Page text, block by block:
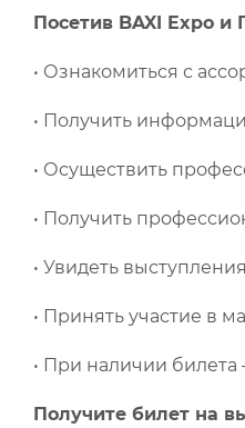
Посетив BAXI Expo
• Ознакомиться с
• Получить
• Осуществить
• Получить
• Увидеть
• Принять участие в
• При наличии
Получите билет на